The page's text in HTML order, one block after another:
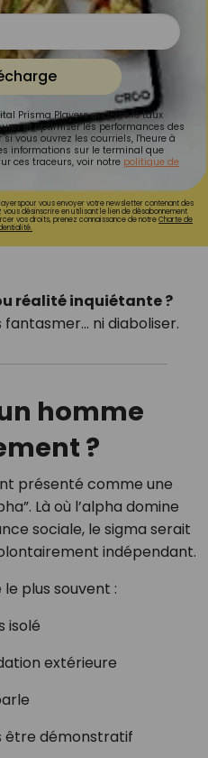
Prisma Players analyse le taux
et optimiser les performances des
vous ouvrez les courriels, l'heure à
informations sur le terminal que
ces traceurs, voir notre politique de
vous envoyer votre newsletter contenant des
désinscrire en utilisant le lien de désabonnement
vos droits, prenez connaissance de notreCharte de
réalité inquiétante ?
fantasmer… ni diaboliser.
homme
?
présenté comme une
Là où l’alpha domine
sociale, le sigma serait
indépendant.
plus souvent :
isolé
extérieure
être démonstratif